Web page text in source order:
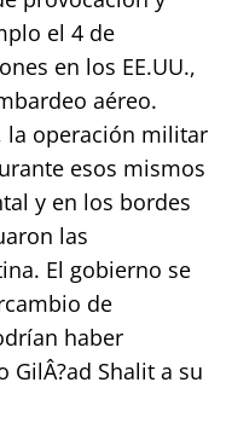
el 4 de
en los EE.UU.,
aéreo.
la operación militar
esos mismos
y en los bordes
las
El gobierno se
de
haber
GilÂ?ad Shalit a su